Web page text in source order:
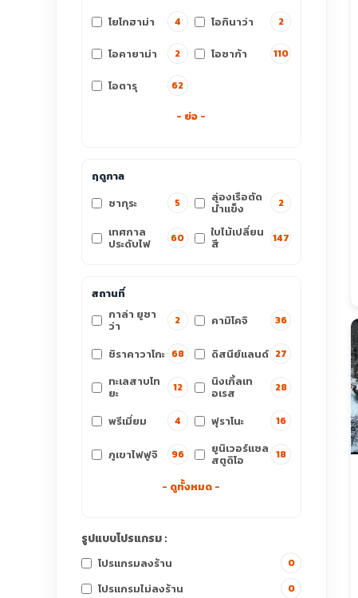
โยโกฮาม่า 4 โอกินาว่า 2
โอคายาม่า 2 โอซาก้า 110
โอตารุ 62
- ย่อ -
ฤดูกาล
ซากุระ
5 ล่องเรือตัด
น้ำแข็ง 2
เทศกาล
ประดับไฟ 60 ใบไม้เปลี่ยน
สี 147
สถานที่
กาล่า ยูซา
ว่า 2 คามิโคจิ 36
ชิราคาวาโกะ 68 ดิสนีย์แลนด์ 27
ทะเลสาบโท
ยะ 12 นิงเกิ้ลเท
อเรส 28
พรีเมี่ยม 4 ฟุราโนะ 16
ภูเขาไฟฟูจิ 96 ยูนิเวอร์แซล
สตูดิโอ 18
- ดูทั้งหมด -
รูปแบบโปรแกรม :
โปรแกรมลงร้าน 0
โปรแกรมไม่ลงร้าน 0